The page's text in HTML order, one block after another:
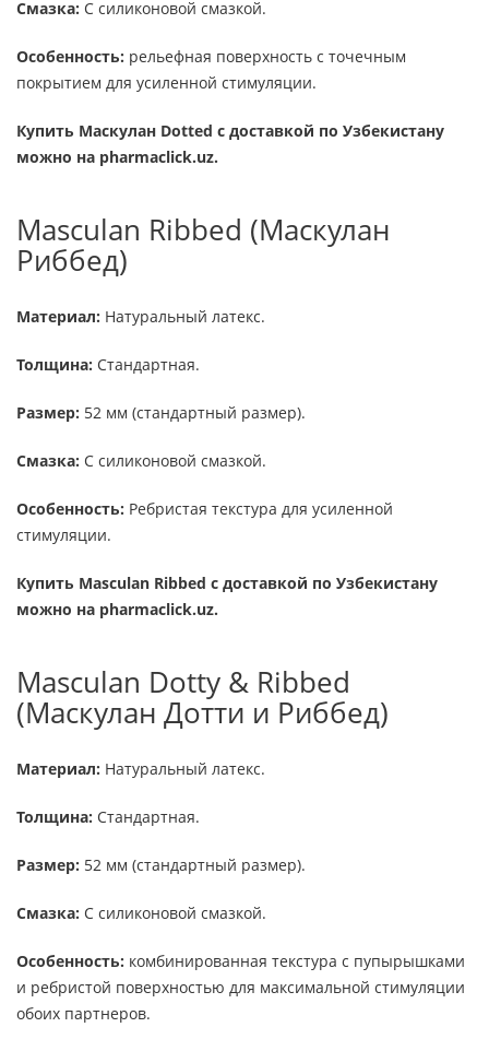
Смазка: С силиконовой смазкой.
Особенность: рельефная поверхность с точечным
покрытием для усиленной стимуляции.
Купить Маскулан Dotted с доставкой по Узбекистану
можно на pharmaclick.uz.
Masculan Ribbed (Маскулан
Риббед)
Материал: Натуральный латекс.
Толщина: Стандартная.
Размер: 52 мм (стандартный размер).
Смазка: С силиконовой смазкой.
Особенность: Ребристая текстура для усиленной
стимуляции.
Купить Masculan Ribbed с доставкой по Узбекистану
можно на pharmaclick.uz.
Masculan Dotty & Ribbed
(Маскулан Дотти и Риббед)
Материал: Натуральный латекс.
Толщина: Стандартная.
Размер: 52 мм (стандартный размер).
Смазка: С силиконовой смазкой.
Особенность: комбинированная текстура с пупырышками
и ребристой поверхностью для максимальной стимуляции
обоих партнеров.